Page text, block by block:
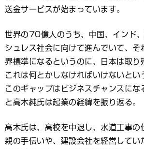
送金サービスが始まっています。
世界の70億人のうち、中国、インド
シュレス社会に向けて進んでいて、そ
界標準になるというのに、日本は取り
これは何とかしなければいけないとい
このギャップはビジネスチャンスにな
と高木純氏は起業の経緯を振り返る。
高木氏は、高校を中退し、水道工事の
親の手伝いや、建設会社を経営してい